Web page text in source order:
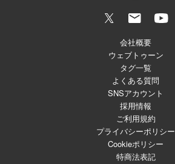
会社概要
ウェブトゥーン
タグ一覧
よくある質問
SNSアカウント
採用情報
ご利用規約
プライバシーポリシー
Cookieポリシー
特商法表記